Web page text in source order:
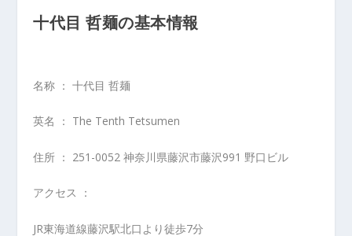
十代目 哲麺の基本情報
名称 ： 十代目 哲麺
英名 ： The Tenth Tetsumen
住所 ： 251-0052 神奈川県藤沢市藤沢991 野口ビル
アクセス ：
JR東海道線藤沢駅北口より徒歩7分